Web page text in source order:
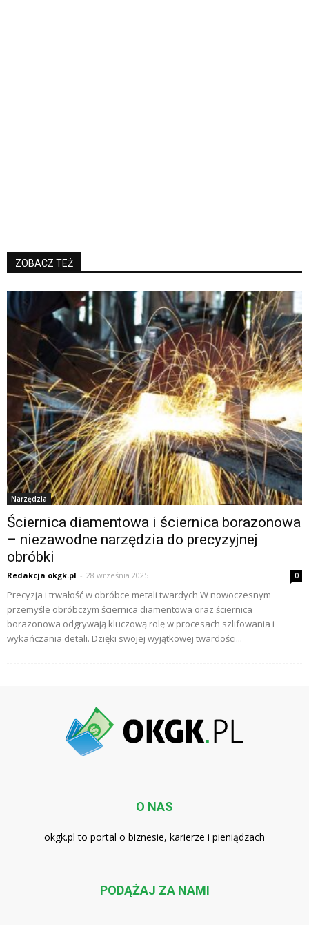
ZOBACZ TEŻ
Narzędzia
Ściernica diamentowa i ściernica borazonowa
– niezawodne narzędzia do precyzyjnej
obróbki
Redakcja okgk.pl - 28 września 2025 0
Precyzja i trwałość w obróbce metali twardych W nowoczesnym
przemyśle obróbczym ściernica diamentowa oraz ściernica
borazonowa odgrywają kluczową rolę w procesach szlifowania i
wykańczania detali. Dzięki swojej wyjątkowej twardości...
O NAS
okgk.pl to portal o biznesie, karierze i pieniądzach
PODĄŻAJ ZA NAMI